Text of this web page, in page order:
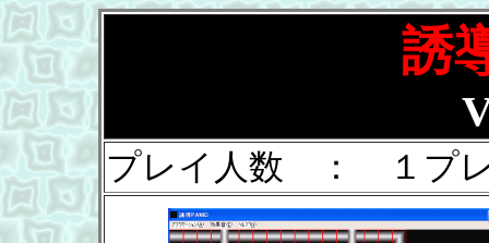
誘
プレイ人数 ： １プ